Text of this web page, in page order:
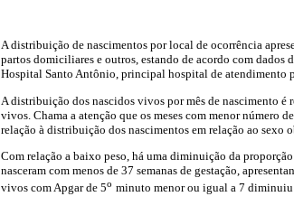
A distribuição de nascimentos por local de ocorrência
partos domiciliares e outros, estando de acordo com
Hospital Santo Antônio, principal hospital de atendimento
A distribuição dos nascidos vivos por mês de nascimento
vivos. Chama a atenção que os meses com menor número
relação à distribuição dos nascimentos em relação ao sexo
Com relação a baixo peso, há uma diminuição da
nasceram com menos de 37 semanas de gestação,
vivos com Apgar de 5o minuto menor ou igual a 7 diminuiu